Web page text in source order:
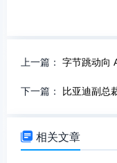
上一篇：字节跳动向
下一篇： 比亚迪副总
 相关文章